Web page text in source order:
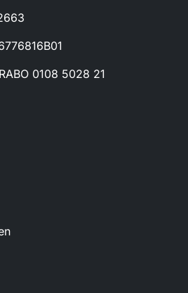
0108 5028 21